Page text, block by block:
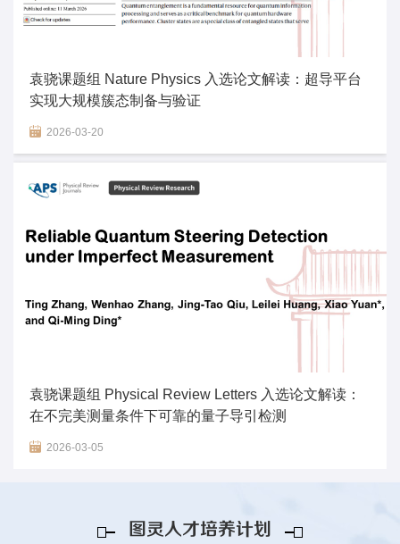
袁骁课题组 Nature Physics 入选论文解读：超导平台
实现大规模簇态制备与验证
2026-03-20
袁骁课题组 Physical Review Letters 入选论文解读：
在不完美测量条件下可靠的量子导引检测
2026-03-05
图灵人才培养计划